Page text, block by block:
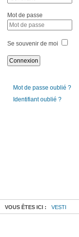
Mot de passe
Se souvenir de moi
Mot de passe oublié ?
Identifiant oublié ?
VOUS ÊTES ICI : VESTI